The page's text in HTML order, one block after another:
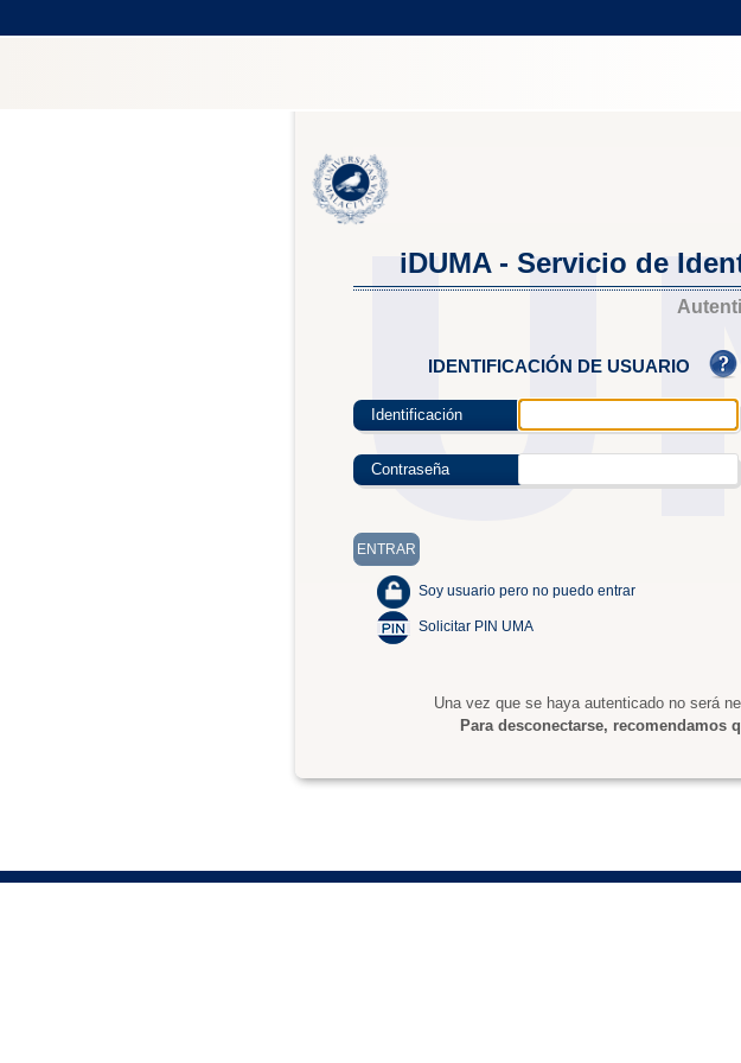
iDUMA - Servicio de
IDENTIFICACIÓN DE USUARIO
Identificación
Contraseña
Soy usuario pero no puedo entrar
Solicitar PIN UMA
Una vez que se haya autenticado no será
Para desconectarse, recomendamos